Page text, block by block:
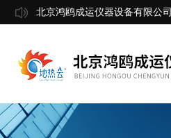
北京鸿鸥成运仪器设备有限公司